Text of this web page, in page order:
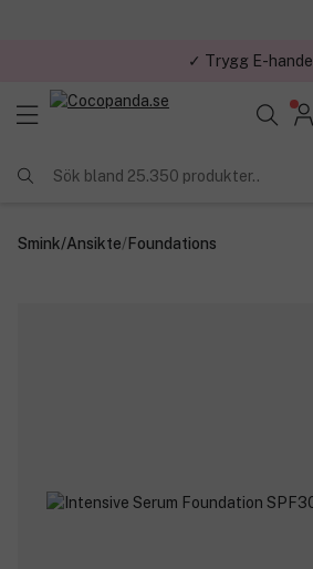
✓ Trygg E-handel
Sök bland 25.350 produkter..
Smink/Ansikte/Foundations